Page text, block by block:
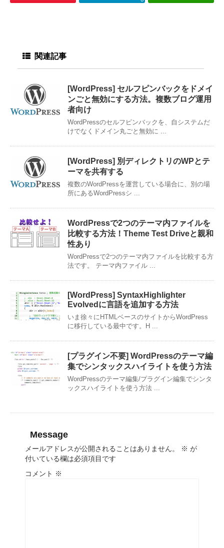
関連記事
[WordPress] セルフピンバックをドメイ
ンごと無効にする方法。複数ブログ運用
者向け
WordPressのセルフピンバックを、自システムだ
けでなくドメイン丸ごと無効に ...
[WordPress] 別ディレクトリのWPとテ
ーマを共有する
複数のWordPressを運営している場合に、別の場
所にあるWordPressシ ...
WordPressで2つのテーマ内ファイルを
比較する方法！Theme Test Driveと親和
性あり
WordPressで2つのテーマ内ファイルを比較する方
法です。 テーマ内ファイル ...
[WordPress] SyntaxHighlighter
Evolvedに言語を追加する方法
いま徐々にHTMLベースのサイトからWordPress
に移行している最中です。H ...
[プラグイン不要] WordPressのテーマ編
集でシンタックスハイライトを使う方法
WordPressのテーマ編集/プラグイン編集でシンタ
ックスハイライトを使う方法 ...
Message
メールアドレスが公開されることはありません。 ※ が
付いている欄は必須項目です
コメント ※